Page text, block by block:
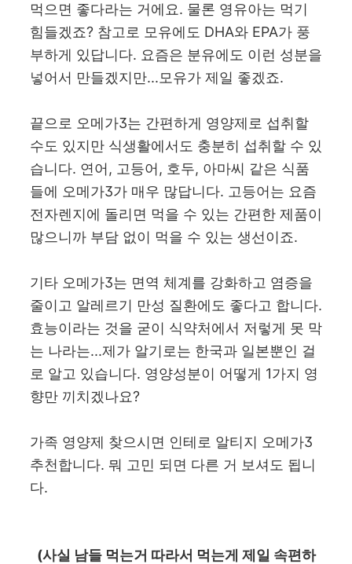
먹으면 좋다라는 거에요. 물론 영유아는 먹기
힘들겠죠? 참고로 모유에도 DHA와 EPA가 풍
부하게 있답니다. 요즘은 분유에도 이런 성분을
넣어서 만들겠지만...모유가 제일 좋겠죠.
끝으로 오메가3는 간편하게 영양제로 섭취할
수도 있지만 식생활에서도 충분히 섭취할 수 있
습니다. 연어, 고등어, 호두, 아마씨 같은 식품
들에 오메가3가 매우 많답니다. 고등어는 요즘
전자렌지에 돌리면 먹을 수 있는 간편한 제품이
많으니까 부담 없이 먹을 수 있는 생선이죠.
기타 오메가3는 면역 체계를 강화하고 염증을
줄이고 알레르기 만성 질환에도 좋다고 합니다.
효능이라는 것을 굳이 식약처에서 저렇게 못 막
는 나라는...제가 알기로는 한국과 일본뿐인 걸
로 알고 있습니다. 영양성분이 어떻게 1가지 영
향만 끼치겠나요?
가족 영양제 찾으시면 인테로 알티지 오메가3
추천합니다. 뭐 고민 되면 다른 거 보셔도 됩니
다.
(사실 남들 먹는거 따라서 먹는게 제일 속편하